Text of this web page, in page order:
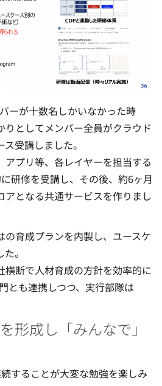
ーが十数名しかいなかった時
りとしてメンバー全員がクラウド
受講しました。
アプリ等、各レイヤーを担当する
研修を受講し、その後、約6ヶ月
アとなる共通サービスを作りまし
の育成プランを内製し、ユースケ
。
横断で人材育成の方針を効率的に
とも連携しつつ、実行部隊は
形成し「みんなで」
することが大変な勉強を楽しみ